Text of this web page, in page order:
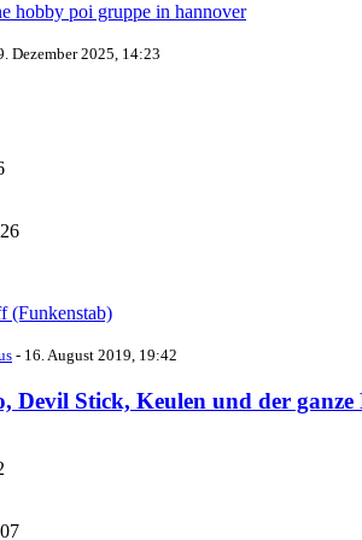
hobby poi gruppe in hannover
Dezember 2025, 14:23
(Funkenstab)
- 16. August 2019, 19:42
Devil Stick, Keulen und der ganze